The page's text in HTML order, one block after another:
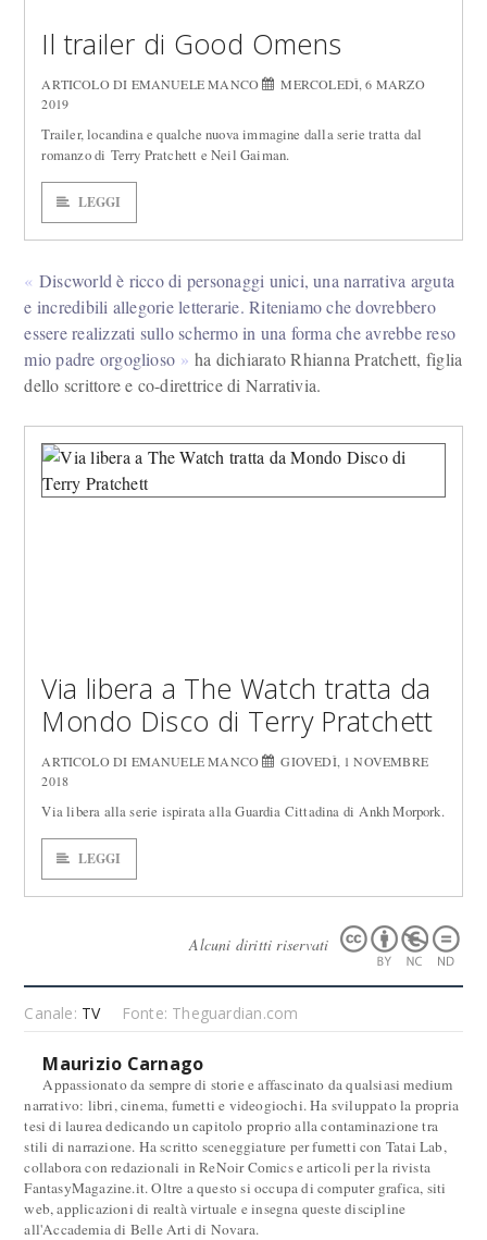
Il trailer di Good Omens
ARTICOLO DI EMANUELE MANCO
MERCOLEDÌ, 6 MARZO
2019
Trailer, locandina e qualche nuova immagine dalla serie tratta dal
romanzo di Terry Pratchett e Neil Gaiman.
LEGGI
Discworld è ricco di personaggi unici, una narrativa arguta
e incredibili allegorie letterarie. Riteniamo che dovrebbero
essere realizzati sullo schermo in una forma che avrebbe reso
mio padre orgoglioso
ha dichiarato Rhianna Pratchett, figlia
dello scrittore e co-direttrice di Narrativia.
Via libera a The Watch tratta da
Mondo Disco di Terry Pratchett
ARTICOLO DI EMANUELE MANCO
GIOVEDÌ, 1 NOVEMBRE
2018
Via libera alla serie ispirata alla Guardia Cittadina di Ankh Morpork.
LEGGI
Alcuni diritti riservati
Canale: TV Fonte: Theguardian.com
Maurizio Carnago
Appassionato da sempre di storie e affascinato da qualsiasi medium
narrativo: libri, cinema, fumetti e videogiochi. Ha sviluppato la propria
tesi di laurea dedicando un capitolo proprio alla contaminazione tra
stili di narrazione. Ha scritto sceneggiature per fumetti con Tatai Lab,
collabora con redazionali in ReNoir Comics e articoli per la rivista
FantasyMagazine.it. Oltre a questo si occupa di computer grafica, siti
web, applicazioni di realtà virtuale e insegna queste discipline
all'Accademia di Belle Arti di Novara.